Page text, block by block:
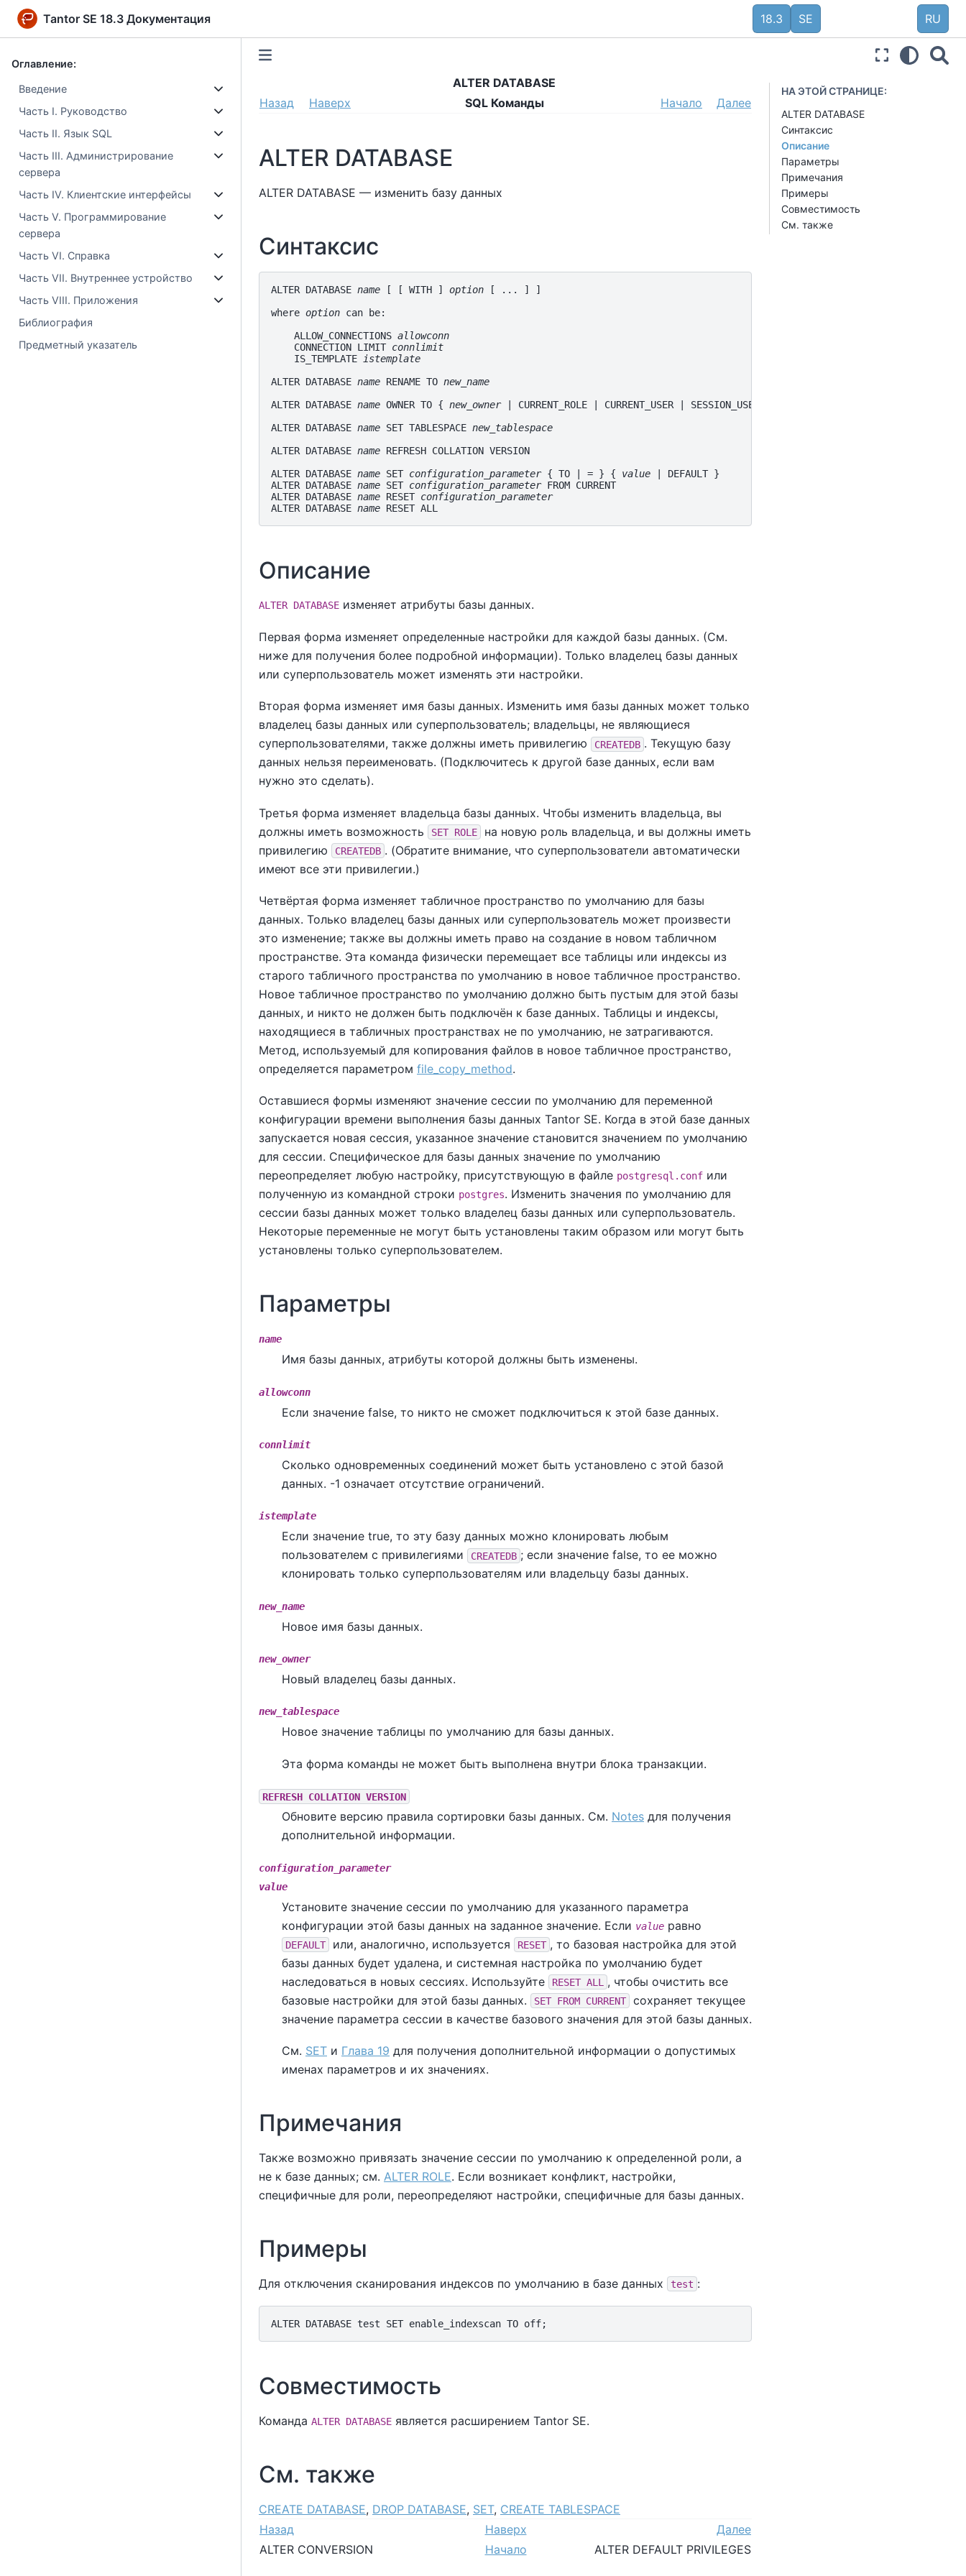
Tantor SE 18.3 Документация 18.3 SE RU
Оглавление:
Введение
Часть I. Руководство
Часть II. Язык SQL
Часть III. Администрирование
сервера
Часть IV. Клиентские интерфейсы
Часть V. Программирование
сервера
Часть VI. Справка
Часть VII. Внутреннее устройство
Часть VIII. Приложения
Библиография
Предметный указатель
НА ЭТОЙ СТРАНИЦЕ:
ALTER DATABASE
Синтаксис
Описание
Параметры
Примечания
Примеры
Совместимость
См. также
ALTER DATABASE
Назад
Наверх SQL Команды Начало Далее
ALTER DATABASE
ALTER DATABASE — изменить базу данных
Синтаксис
ALTER DATABASE name [ [ WITH ] option [ ... ] ]
where option can be:
    ALLOW_CONNECTIONS
allowconn
    CONNECTION LIMIT
connlimit
    IS_TEMPLATE
istemplate
ALTER DATABASE name RENAME TO new_name
ALTER DATABASE name OWNER TO { new_owner | CURRENT_ROLE | CURRENT_USER | SESSION_USER }
ALTER DATABASE name SET TABLESPACE new_tablespace
ALTER DATABASE name REFRESH COLLATION VERSION
ALTER DATABASE name SET configuration_parameter { TO | = } { value | DEFAULT }
ALTER DATABASE name SET configuration_parameter FROM CURRENT
ALTER DATABASE name RESET configuration_parameter
ALTER DATABASE name
Описание
ALTER DATABASE изменяет атрибуты базы данных.
Первая форма изменяет определенные настройки для каждой базы данных. (См.
ниже для получения более подробной информации). Только владелец базы данных
или суперпользователь может изменять эти настройки.
Вторая форма изменяет имя базы данных. Изменить имя базы данных может только
владелец базы данных или суперпользователь; владельцы, не являющиеся
суперпользователями, также должны иметь привилегию
CREATEDB . Текущую базу
данных нельзя переименовать. (Подключитесь к другой базе данных, если вам
нужно это сделать).
Третья форма изменяет владельца базы данных. Чтобы изменить владельца, вы
должны иметь возможность
SET ROLE
на новую роль владельца, и вы должны иметь
привилегию
CREATEDB . (Обратите внимание, что суперпользователи автоматически
имеют все эти привилегии.)
Четвёртая форма изменяет табличное пространство по умолчанию для базы
данных. Только владелец базы данных или суперпользователь может произвести
это изменение; также вы должны иметь право на создание в новом табличном
пространстве. Эта команда физически перемещает все таблицы или индексы из
старого табличного пространства по умолчанию в новое табличное пространство.
Новое табличное пространство по умолчанию должно быть пустым для этой базы
данных, и никто не должен быть подключён к базе данных. Таблицы и индексы,
находящиеся в табличных пространствах не по умолчанию, не затрагиваются.
Метод, используемый для копирования файлов в новое табличное пространство,
определяется параметром file_copy_method.
Оставшиеся формы изменяют значение сессии по умолчанию для переменной
конфигурации времени выполнения базы данных Tantor SE. Когда в этой базе данных
запускается новая сессия, указанное значение становится значением по умолчанию
для сессии. Специфическое для базы данных значение по умолчанию
переопределяет любую настройку, присутствующую в файле postgresql.conf или
полученную из командной строки postgres. Изменить значения по умолчанию для
сессии базы данных может только владелец базы данных или суперпользователь.
Некоторые переменные не могут быть установлены таким образом или могут быть
установлены только суперпользователем.
Параметры
name
Имя базы данных, атрибуты которой должны быть изменены.
allowconn
Если значение false, то никто не сможет подключиться к этой базе данных.
connlimit
Сколько одновременных соединений может быть установлено с этой базой
данных. -1 означает отсутствие ограничений.
istemplate
Если значение true, то эту базу данных можно клонировать любым
пользователем с привилегиями
CREATEDB ; если значение false, то ее можно
клонировать только суперпользователям или владельцу базы данных.
new_name
Новое имя базы данных.
new_owner
Новый владелец базы данных.
new_tablespace
Новое значение таблицы по умолчанию для базы данных.
Эта форма команды не может быть выполнена внутри блока транзакции.
REFRESH COLLATION VERSION
Обновите версию правила сортировки базы данных. См. Notes для получения
дополнительной информации.
configuration_parameter
value
Установите значение сессии по умолчанию для указанного параметра
конфигурации этой базы данных на заданное значение. Если value равно
DEFAULT или, аналогично, используется RESET , то базовая настройка для этой
базы данных будет удалена, и системная настройка по умолчанию будет
наследоваться в новых сессиях. Используйте
RESET ALL
, чтобы очистить все
базовые настройки для этой базы данных.
SET FROM CURRENT
сохраняет текущее
значение параметра сессии в качестве базового значения для этой базы данных.
См. SET и Глава 19 для получения дополнительной информации о допустимых
именах параметров и их значениях.
Примечания
Также возможно привязать значение сессии по умолчанию к определенной роли, а
не к базе данных; см. ALTER ROLE. Если возникает конфликт, настройки,
специфичные для роли, переопределяют настройки, специфичные для базы данных.
Примеры
Для отключения сканирования индексов по умолчанию в базе данных test :
Совместимость
Команда ALTER DATABASE является расширением Tantor SE.
См. также
CREATE DATABASE, DROP DATABASE, SET, CREATE TABLESPACE
Назад
Наверх
Далее
ALTER CONVERSION
Начало ALTER DEFAULT PRIVILEGES